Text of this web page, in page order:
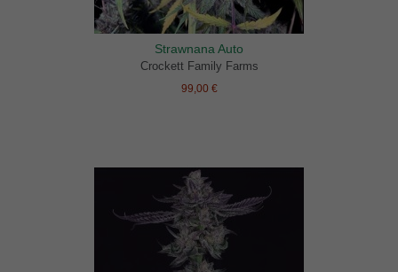
Strawnana Auto
Crockett Family Farms
99,00 €